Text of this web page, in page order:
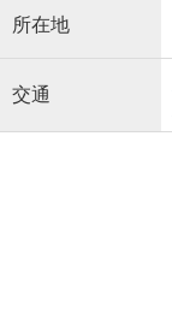
所在地
交通